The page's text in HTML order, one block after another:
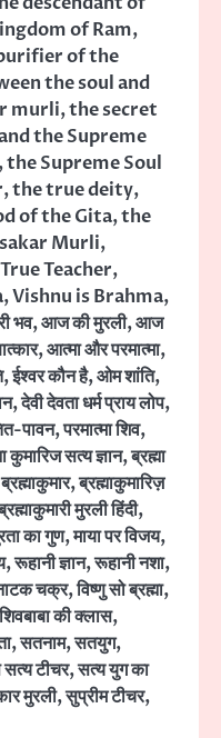
of Ram,
of the
the soul and
murli,the secret
the Supreme
,the Supreme Soul
,the true deity,
of the Gita,the
Murli,
True Teacher,
,Vishnu is Brahma,
भव,आज की मुरली,आज
,आत्मा और परमात्मा,
,ईश्वर कौन है,ओम शांति,
,देवी देवता धर्म प्राय लोप,
पावन,परमात्मा शिव,
कुमारिज सत्य ज्ञान,ब्रह्मा
ब्रह्माकुमार,ब्रह्माकुमारिज़
मुरली हिंदी,
का गुण,माया पर विजय,
,रूहानी ज्ञान,रूहानी नशा,
चक्र,विष्णु सो ब्रह्मा,
शिवबाबा की क्लास,
,सतनाम,सतयुग,
सत्य टीचर,सत्य युग का
मुरली,सुप्रीम टीचर,